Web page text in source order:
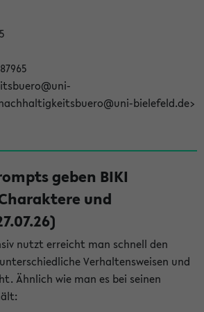
bielefeld.de>
geben BIKI
und
nutzt erreicht man schnell den
Verhaltensweisen und
Ähnlich wie man es bei seinen